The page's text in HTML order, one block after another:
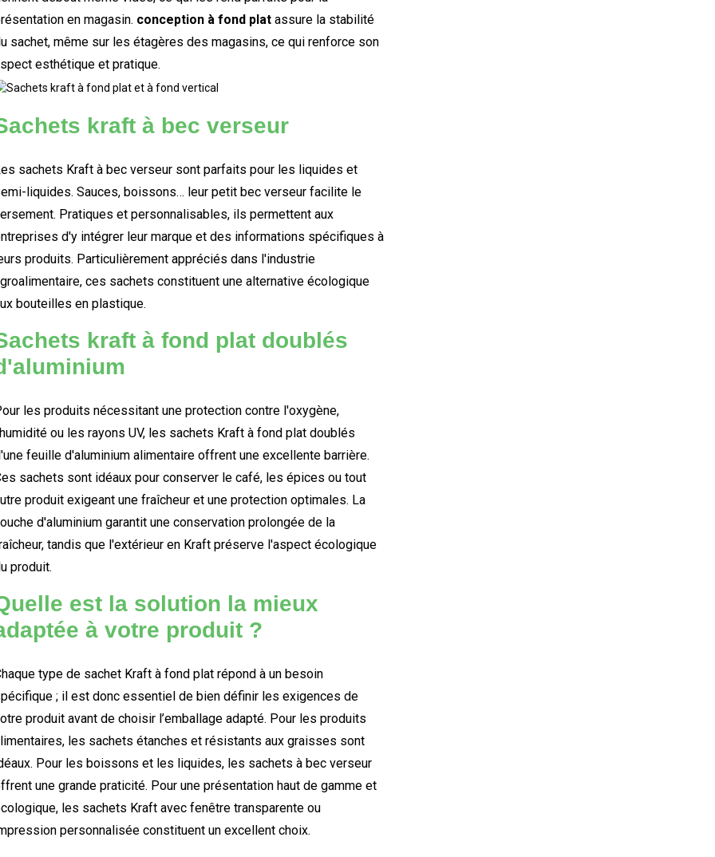
en magasin. conception à fond plat assure la stabilité
sachet, même sur les étagères des magasins, ce qui renforce son
esthétique et pratique.
kraft à bec verseur
sachets Kraft à bec verseur sont parfaits pour les liquides et
liquides. Sauces, boissons… leur petit bec verseur facilite le
Pratiques et personnalisables, ils permettent aux
d'y intégrer leur marque et des informations spécifiques à
produits. Particulièrement appréciés dans l'industrie
ces sachets constituent une alternative écologique
bouteilles en plastique.
kraft à fond plat doublés
les produits nécessitant une protection contre l'oxygène,
ou les rayons UV, les sachets Kraft à fond plat doublés
feuille d'aluminium alimentaire offrent une excellente barrière.
sachets sont idéaux pour conserver le café, les épices ou tout
produit exigeant une fraîcheur et une protection optimales. La
d'aluminium garantit une conservation prolongée de la
tandis que l'extérieur en Kraft préserve l'aspect écologique
produit.
est la solution la mieux
à votre produit ?
type de sachet Kraft à fond plat répond à un besoin
; il est donc essentiel de bien définir les exigences de
produit avant de choisir l’emballage adapté. Pour les produits
les sachets étanches et résistants aux graisses sont
Pour les boissons et les liquides, les sachets à bec verseur
une grande praticité. Pour une présentation haut de gamme et
les sachets Kraft avec fenêtre transparente ou
personnalisée constituent un excellent choix.